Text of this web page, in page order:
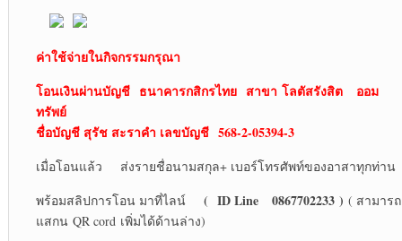
ค่าใช้จ่ายในกิจกรรมกรุณา
โอนเงินผ่านบัญชี ธนาคารกสิกรไทยสาขา โลตัสรังสิตออม
ทรัพย์
ชื่อบัญชี สุรัช สะราคำ เลขบัญชี 568-2-05394-3
เมื่อโอนแล้ว ส่งรายชื่อนามสกุล+ เบอร์โทรศัพท์ของอาสาทุกท่าน
พร้อมสลิปการโอน มาที่ไลน์ ( ID Line 0867702233 ) ( สามารถ
แสกน QR cord เพิ่มได้ด้านล่าง)